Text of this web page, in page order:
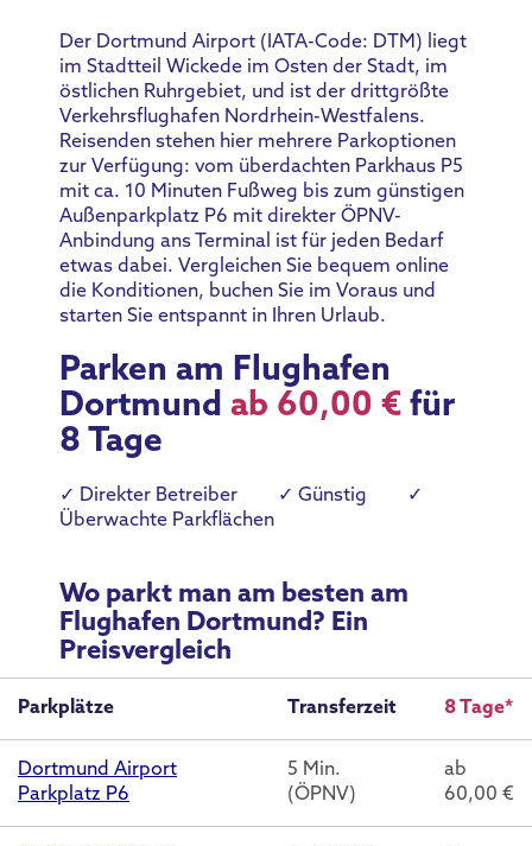
Der Dortmund Airport (IATA-Code: DTM) liegt
im Stadtteil Wickede im Osten der Stadt, im
östlichen Ruhrgebiet, und ist der drittgrößte
Verkehrsflughafen Nordrhein-Westfalens.
Reisenden stehen hier mehrere Parkoptionen
zur Verfügung: vom überdachten Parkhaus P5
mit ca. 10 Minuten Fußweg bis zum günstigen
Außenparkplatz P6 mit direkter ÖPNV-
Anbindung ans Terminal ist für jeden Bedarf
etwas dabei. Vergleichen Sie bequem online
die Konditionen, buchen Sie im Voraus und
starten Sie entspannt in Ihren Urlaub.
Parken am Flughafen
Dortmund ab 60,00 € für
8 Tage
✓ Direkter Betreiber ✓ Günstig
✓
Überwachte Parkflächen
Wo parkt man am besten am
Flughafen Dortmund? Ein
Preisvergleich
Parkplätze Transferzeit 8 Tage*
Dortmund Airport
Parkplatz P6
5 Min.
(ÖPNV)
ab
60,00 €